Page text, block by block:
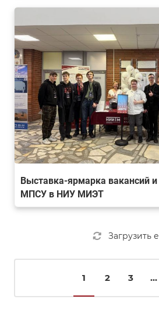
Выставка-ярмарка вакансий
МПСУ в НИУ МИЭТ
Загрузить
1 2 3 ...